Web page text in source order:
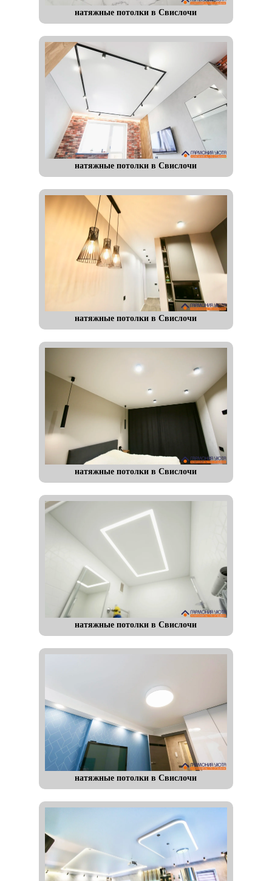
натяжные потолки в Свислочи
натяжные потолки в Свислочи
натяжные потолки в Свислочи
натяжные потолки в Свислочи
натяжные потолки в Свислочи
натяжные потолки в Свислочи